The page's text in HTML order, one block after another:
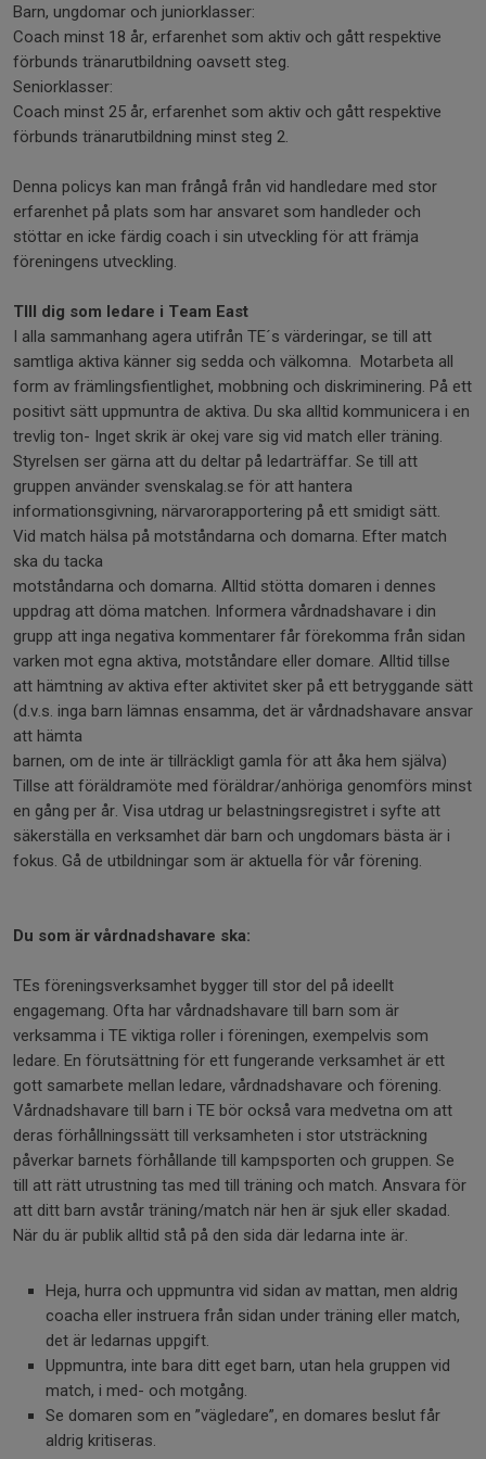
Barn, ungdomar och juniorklasser:
Coach minst 18 år, erfarenhet som aktiv och gått respektive
förbunds tränarutbildning oavsett steg.
Seniorklasser:
Coach minst 25 år, erfarenhet som aktiv och gått respektive
förbunds tränarutbildning minst steg 2.
Denna policys kan man frångå från vid handledare med stor
erfarenhet på plats som har ansvaret som handleder och
stöttar en icke färdig coach i sin utveckling för att främja
föreningens utveckling.
TIll dig som ledare i Team East
I alla sammanhang agera utifrån TE´s värderingar, se till att
samtliga aktiva känner sig sedda och välkomna. Motarbeta all
form av främlingsfientlighet, mobbning och diskriminering. På ett
positivt sätt uppmuntra de aktiva. Du ska alltid kommunicera i en
trevlig ton- Inget skrik är okej vare sig vid match eller träning.
Styrelsen ser gärna att du deltar på ledarträffar. Se till att
gruppen använder svenskalag.se för att hantera
informationsgivning, närvarorapportering på ett smidigt sätt.
Vid match hälsa på motståndarna och domarna. Efter match
ska du tacka
motståndarna och domarna. Alltid stötta domaren i dennes
uppdrag att döma matchen. Informera vårdnadshavare i din
grupp att inga negativa kommentarer får förekomma från sidan
varken mot egna aktiva, motståndare eller domare. Alltid tillse
att hämtning av aktiva efter aktivitet sker på ett betryggande sätt
(d.v.s. inga barn lämnas ensamma, det är vårdnadshavare ansvar
att hämta
barnen, om de inte är tillräckligt gamla för att åka hem själva)
Tillse att föräldramöte med föräldrar/anhöriga genomförs minst
en gång per år. Visa utdrag ur belastningsregistret i syfte att
säkerställa en verksamhet där barn och ungdomars bästa är i
fokus. Gå de utbildningar som är aktuella för vår förening.
Du som är vårdnadshavare ska:
TEs föreningsverksamhet bygger till stor del på ideellt
engagemang. Ofta har vårdnadshavare till barn som är
verksamma i TE viktiga roller i föreningen, exempelvis som
ledare. En förutsättning för ett fungerande verksamhet är ett
gott samarbete mellan ledare, vårdnadshavare och förening.
Vårdnadshavare till barn i TE bör också vara medvetna om att
deras förhållningssätt till verksamheten i stor utsträckning
påverkar barnets förhållande till kampsporten och gruppen. Se
till att rätt utrustning tas med till träning och match. Ansvara för
att ditt barn avstår träning/match när hen är sjuk eller skadad.
När du är publik alltid stå på den sida där ledarna inte är.
Heja, hurra och uppmuntra vid sidan av mattan, men aldrig
coacha eller instruera från sidan under träning eller match,
det är ledarnas uppgift.
Uppmuntra, inte bara ditt eget barn, utan hela gruppen vid
match, i med- och motgång.
Se domaren som en ”vägledare”, en domares beslut får
aldrig kritiseras.